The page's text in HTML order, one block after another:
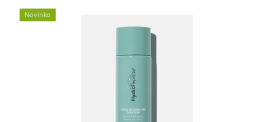
Novinka